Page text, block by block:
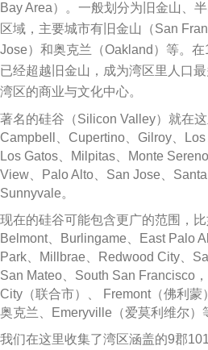
a
r
k
爬
山
集
u
n
t
a
i
爬
山
召
集
5
月
1
日
美
社
安
和
联
邦
医
疗
保
福
利
Bay Area）。一般划分为旧金山、
区域，主要城市有旧金山（San
Jose）和奥克兰（Oakland）等。
已经超越旧金山，成为湾区里人口
湾区的商业与文化中心。
著名的硅谷（Silicon Valley）就在
Campbell、Cupertino、Gilroy、Los
Los Gatos、Milpitas、Monte
View、Palo Alto、San Jose、
Sunnyvale。
现在的硅谷可能包含更广的范围，
Belmont、Burlingame、East Palo
Park、Millbrae、Redwood City、
San Mateo、South San Francisco
City（联合市）、 Fremont（佛利蒙
奥克兰、Emeryville（爱莫利维尔）
我们在这里收集了湾区涵盖的9郡